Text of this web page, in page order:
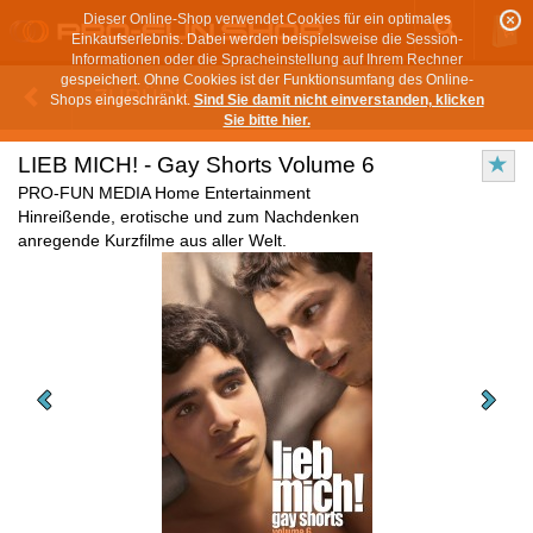
Dieser Online-Shop verwendet Cookies für ein optimales
Einkaufserlebnis. Dabei werden beispielsweise die Session-
Informationen oder die Spracheinstellung auf Ihrem Rechner
gespeichert. Ohne Cookies ist der Funktionsumfang des Online-
Shops eingeschränkt. Sind Sie damit nicht einverstanden, klicken
Sie bitte hier.
ZURÜCK
LIEB MICH! - Gay Shorts Volume 6
PRO-FUN MEDIA Home Entertainment
Hinreißende, erotische und zum Nachdenken
anregende Kurzfilme aus aller Welt.